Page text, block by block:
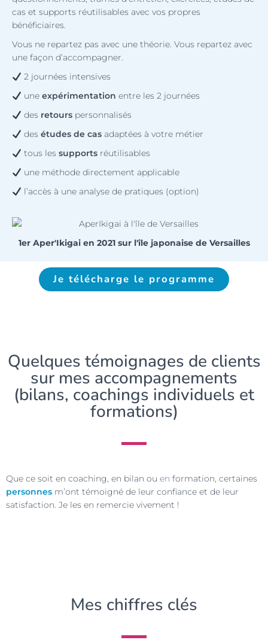
cas et supports réutilisables avec vos propres
bénéficiaires.
Vous ne repartez pas avec une théorie. Vous repartez avec
une façon d’accompagner.
2 journées intensives
une expérimentation entre les 2 journées
des retourspersonnalisés
des études de casadaptées à votre métier
tous les supportsréutilisables
une méthode directement applicable
l’accès à une analyse de pratiques (option)
1er Aper'Ikigai en 2021 sur l'île japonaise de Versailles
Je télécharge le programme
Quelques témoignages de clients
sur mes accompagnements
(bilans, coachings individuels et
formations)
Que ce soit en coaching, en bilan ou en formation, certaines
personnes m’ont témoigné de leur confiance et de leur
satisfaction. Je les en remercie vivement !
Mes chiffres clés